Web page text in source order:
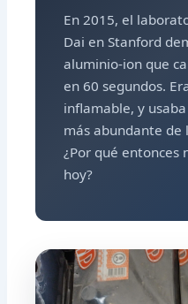
En 2015, el
Dai en Stanford
aluminio-ion que
en 60 segundos.
inflamable, y
más abundante
¿Por qué entonces
hoy?